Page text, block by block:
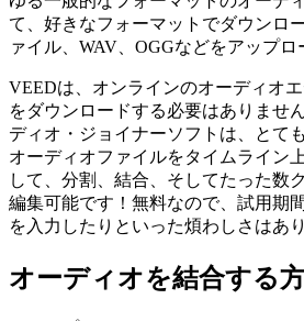
て、好きなフォーマットでダウンロ
ァイル、WAV、OGGなどをアップロ
VEEDは、オンラインのオーディオ
をダウンロードする必要はありませ
ディオ・ジョイナーソフトは、とて
オーディオファイルをタイムライン
して、分割、結合、そしてたった数
編集可能です！無料なので、試用期
を入力したりといった煩わしさはあ
オーディオを結合する